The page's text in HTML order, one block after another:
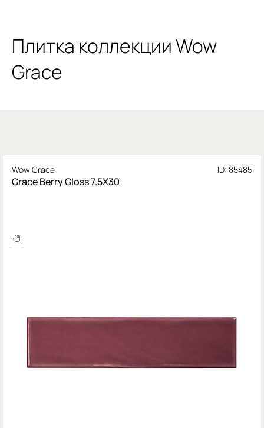
Плитка коллекции Wow
Grace
Wow Grace ID: 85485
Grace Berry Gloss 7.5X30